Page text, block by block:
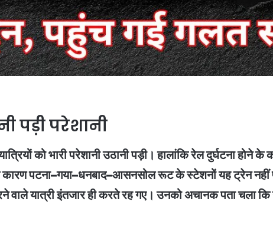
पड़ी परेशानी
को भारी परेशानी उठानी पड़ी। हालांकि रेल दुर्घटना होने
पटना–गया–धनबाद–आसनसोल रूट के स्टेशनों यह ट्रेन नहीं
यात्री इंतजार ही करते रह गए। उनको अचानक पता चला